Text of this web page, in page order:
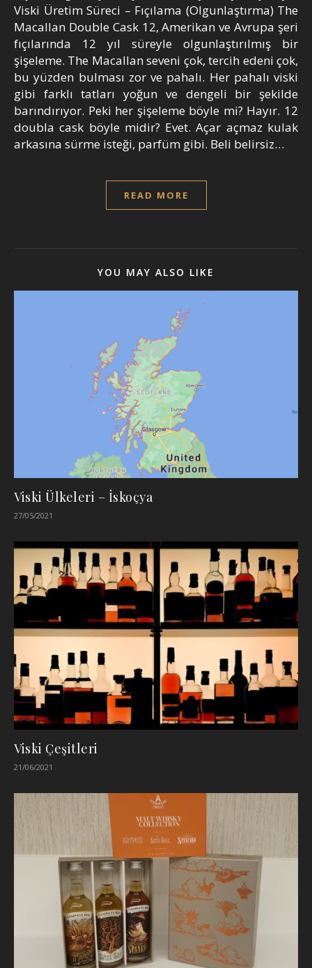
Viski Üretim Süreci – Fıçılama (Olgunlaştırma) The
Macallan Double Cask 12, Amerikan ve Avrupa şeri
fıçılarında 12 yıl süreyle olgunlaştırılmış bir
şişeleme. The Macallan seveni çok, tercih edeni çok,
bu yüzden bulması zor ve pahalı. Her pahalı viski
gibi farklı tatları yoğun ve dengeli bir şekilde
barındırıyor. Peki her şişeleme böyle mi? Hayır. 12
doubla cask böyle midir? Evet. Açar açmaz kulak
arkasına sürme isteği, parfüm gibi. Beli belirsiz…
READ MORE
YOU MAY ALSO LIKE
Viski Ülkeleri – İskoçya
27/05/2021
Viski Çeşitleri
21/06/2021